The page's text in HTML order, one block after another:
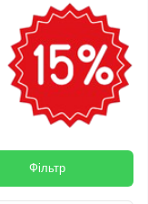
Фільтр